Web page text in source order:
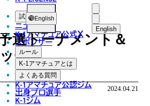
English
日本語
試合
ニュース
K-1アマチュア公式X
スポンサー
ルール
K-1アマチュアとは
よくある質問
K-1アマチュア公認ジム
出身プロ選手
K-1ジム
English
K-1アマチュア～全日
選トーナメント＆
チ～
2024.04.21